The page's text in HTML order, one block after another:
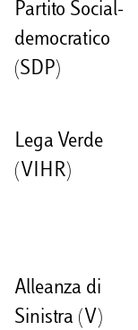
Partito Social-
democratico
(SDP)
Lega Verde
(VIHR)
Alleanza di
Sinistra (V)